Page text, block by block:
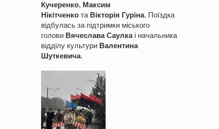
Кучеренко, Максим
Нікітченко та Вікторія Гуріна. Поїздка
відбулась за підтримки міського
голови Вячеслава Саулкаі начальника
відділу культури Валентина
Шуткевича.